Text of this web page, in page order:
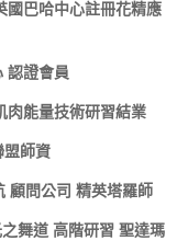
國巴哈中心註冊花精應
認證會員
肉能量技術研習結業
盟師資
顧問公司 精英塔羅師
舞道 高階研習 聖達瑪